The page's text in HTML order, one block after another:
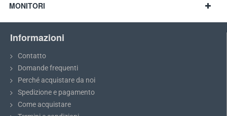
Consiglio:
Prima di acquistare, misurate le dimensioni della luce
targa e confrontatele con il modello scelto.
MONITORI
Informazioni
Contatto
Domande frequenti
Perché acquistare da noi
Spedizione e pagamento
Come acquistare